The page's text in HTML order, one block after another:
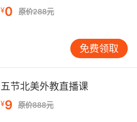
¥0 原价288元
免费领取
五节北美外教直播课
¥9 原价888元